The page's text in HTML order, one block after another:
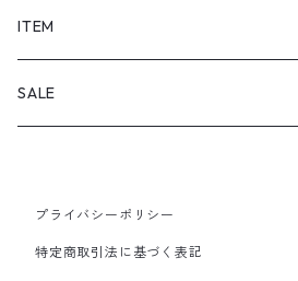
SHORTS
PANTS
ITEM
SALE
PANTS
プライバシーポリシー
特定商取引法に基づく表記